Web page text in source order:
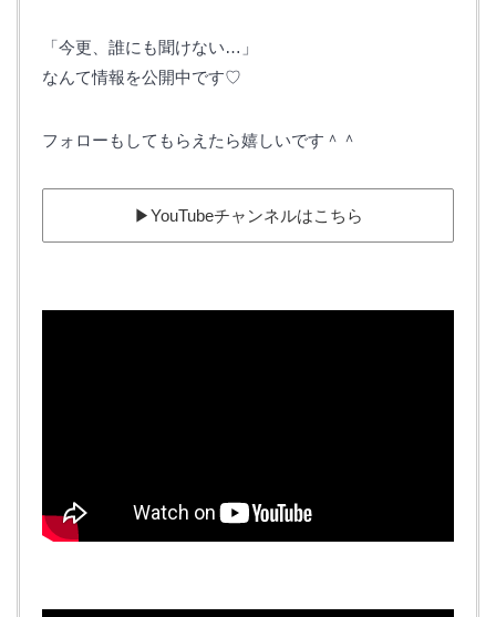
「今更、誰にも聞けない…」
なんて情報を公開中です♡
フォローもしてもらえたら嬉しいです＾＾
▶︎YouTubeチャンネルはこちら